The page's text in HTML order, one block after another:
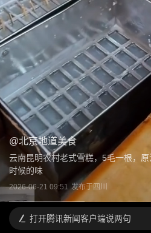
@北京地道美食
云南昆明农村老式雪糕，5毛一根，
时候的味
2026-06-21 09:51 发布于四川
打开腾讯新闻客户端说两句